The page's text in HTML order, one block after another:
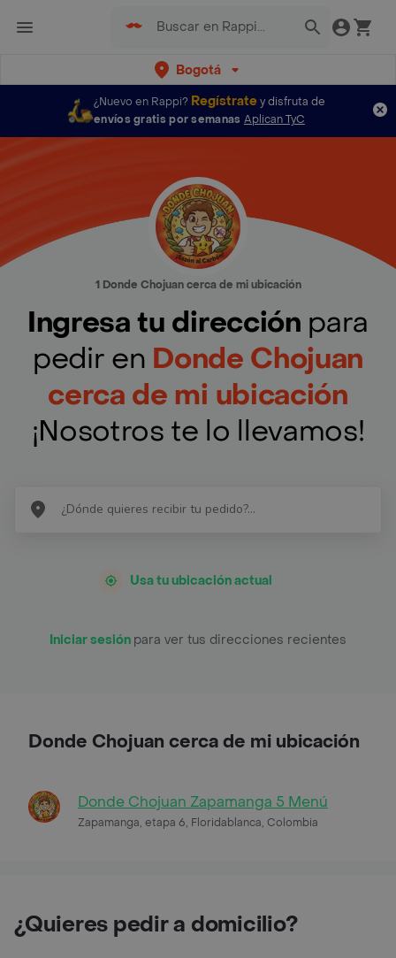
Bogotá
¿Nuevo en Rappi? Regístratey disfruta de
envíos gratis por semanas Aplican TyC
1 Donde Chojuan cerca de mi ubicación
Ingresa tu dirección para
pedir en Donde Chojuan
cerca de mi ubicación
¡Nosotros te lo llevamos!
Usa tu ubicación actual
Iniciar sesión para ver tus direcciones recientes
Donde Chojuan cerca de mi ubicación
Donde Chojuan Zapamanga 5 Menú
Zapamanga, etapa 6, Floridablanca, Colombia
¿Quieres pedir a domicilio?